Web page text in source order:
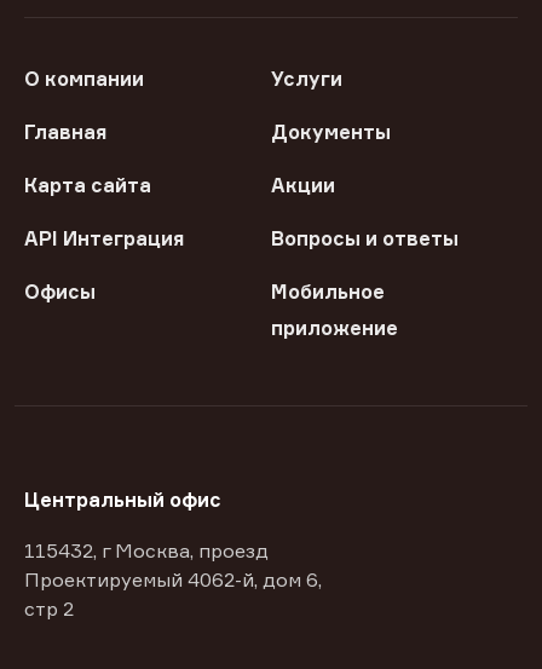
О компании Услуги
Главная Документы
Карта сайта Акции
API Интеграция Вопросы и ответы
Офисы
Мобильное
приложение
Центральный офис
115432, г Москва, проезд
Проектируемый 4062-й, дом 6,
стр 2